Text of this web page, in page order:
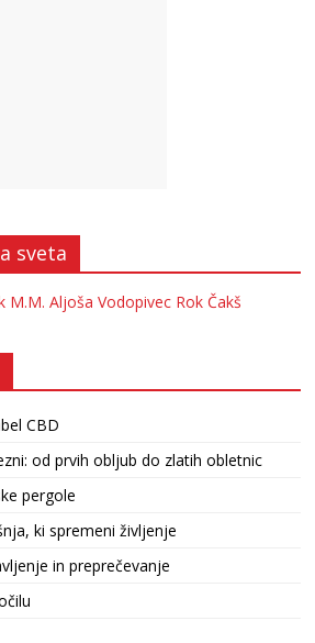
sveta
M.M. Aljoša Vodopivec Rok Čakš
CBD
od prvih obljub do zlatih obletnic
pergole
ki spremeni življenje
in preprečevanje